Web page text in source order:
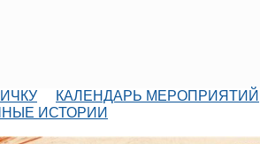
КАЛЕНДАРЬ МЕРОПРИЯТИЙ
ИСТОРИИ